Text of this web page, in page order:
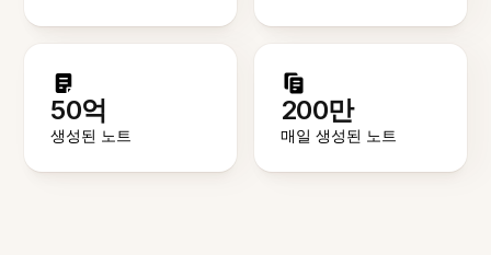
50억
생성된 노트
200만
매일 생성된 노트